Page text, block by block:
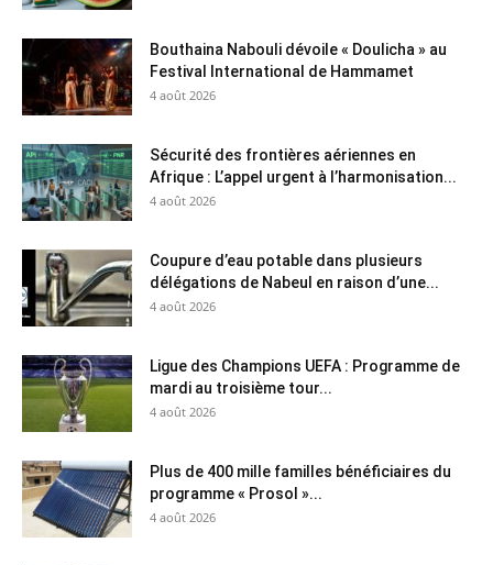
Bouthaina Nabouli dévoile « Doulicha » au
Festival International de Hammamet
4 août 2026
Sécurité des frontières aériennes en
Afrique : L’appel urgent à l’harmonisation...
4 août 2026
Coupure d’eau potable dans plusieurs
délégations de Nabeul en raison d’une...
4 août 2026
Ligue des Champions UEFA : Programme de
mardi au troisième tour...
4 août 2026
Plus de 400 mille familles bénéficiaires du
programme « Prosol »...
4 août 2026